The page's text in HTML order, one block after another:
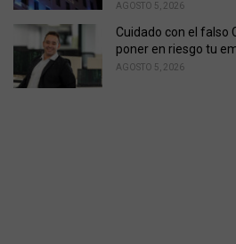
AGOSTO 5, 2026
Cuidado con el falso
poner en riesgo tu
AGOSTO 5, 2026